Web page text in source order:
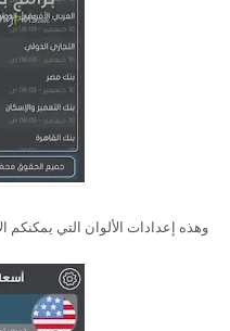
وهذه إعدادات الألوان التي يمكنكم